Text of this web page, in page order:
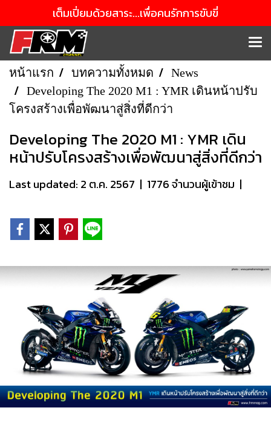
เต็มเปี่ยมด้วยสาระ...เพื่อคนรักการขับขี่
หน้าแรก บทความทั้งหมด
News
Developing The 2020 M1 : YMR เดินหน้าปรับ
โครงสร้างเพื่อพัฒนาสู่สิ่งที่ดีกว่า
Developing The 2020 M1 : YMR เดิน
หน้าปรับโครงสร้างเพื่อพัฒนาสู่สิ่งที่ดีกว่า
Last updated: 2 ต.ค. 2567 | 1776 จำนวนผู้เข้าชม |